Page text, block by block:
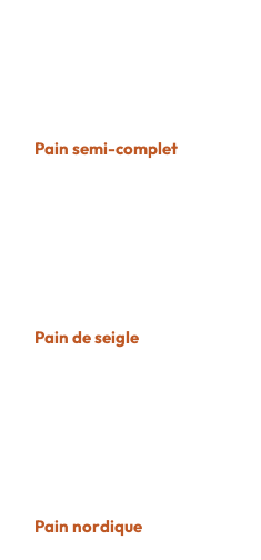
Pain semi-complet
Pain de seigle
Pain nordique